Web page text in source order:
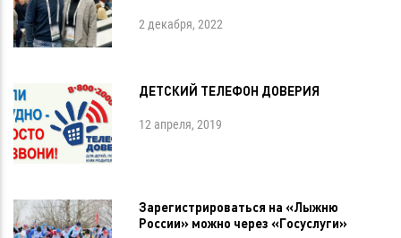
2 декабря, 2022
ДЕТСКИЙ ТЕЛЕФОН ДОВЕРИЯ
12 апреля, 2019
Зарегистрироваться на «Лыжню
России» можно через «Госуслуги»